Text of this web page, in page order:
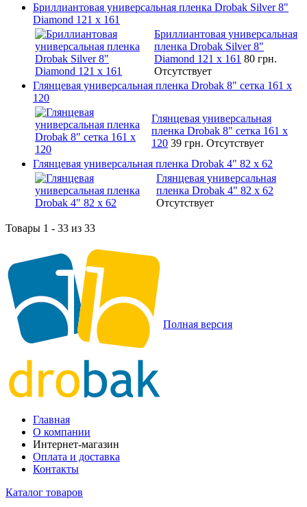
Бриллиантовая универсальная пленка Drobak Silver 8"
Diamond 121 х 161
Бриллиантовая универсальная
пленка Drobak Silver 8"
Diamond 121 х 161 80 грн.
Отсутствует
Глянцевая универсальная пленка Drobak 8" сетка 161 х
120
Глянцевая универсальная
пленка Drobak 8" сетка 161 х
120 39 грн. Отсутствует
Глянцевая универсальная пленка Drobak 4" 82 x 62
Глянцевая универсальная
пленка Drobak 4" 82 x 62
Отсутствует
Товары 1 - 33 из 33
Полная версия
Главная
О компании
Интернет-магазин
Оплата и доставка
Контакты
Каталог товаров